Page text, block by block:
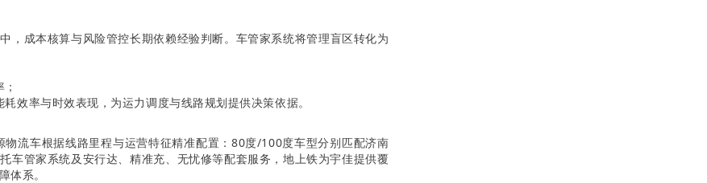
，成本核算与风险管控长期依赖经验判断。车管家系统将管理盲区转化为
效率与时效表现，为运力调度与线路规划提供决策依据。
物流车根据线路里程与运营特征精准配置：80度/100度车型分别匹配济南
车管家系统及安行达、精准充、无忧修等配套服务，地上铁为宇佳提供覆
体系。